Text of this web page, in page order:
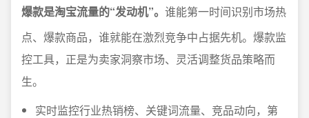
爆款是淘宝流量的“发动机”。 谁能第一时间识别市场热
点、爆款商品，谁就能在激烈竞争中占据先机。爆款监
控工具，正是为卖家洞察市场、灵活调整货品策略而
生。
实时监控行业热销榜、关键词流量、竞品动向，第